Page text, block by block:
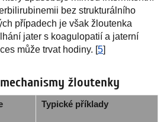
bez strukturálního
případech je však žloutenka
jater s koagulopatií a jaterní
může trvat hodiny. [5]
žloutenky
Typické příklady